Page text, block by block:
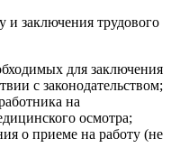
заключения трудового
для заключения
с законодательством;
на
осмотра;
о приеме на работу (не